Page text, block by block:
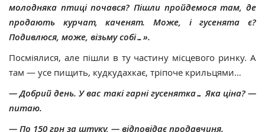
молодняка птиці почався? Пішли пройдемося там, де
продають курчат, каченят. Може, і гусенята є?
Подивлюся, може, візьму собі…».
Посміялися, але пішли в ту частину місцевого ринку. А
там — усе пищить, кудкудахкає, тріпоче крильцями…
— Добрий день. У вас такі гарні гусенятка… Яка ціна? —
питаю.
— По 150 грн за штуку, — відповідає продавчиня.